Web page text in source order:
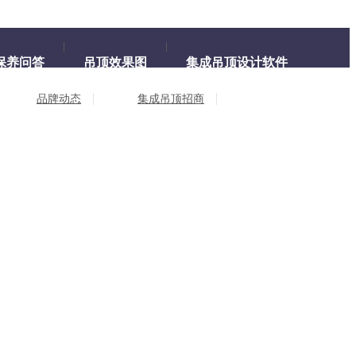
品牌动态 集成吊顶招商
养问答 吊顶效果图 集成吊顶设计软件